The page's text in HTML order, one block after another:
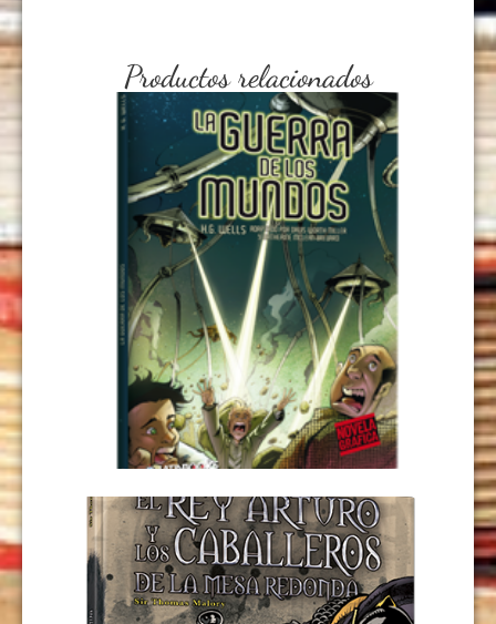
Productos relacionados
LA GUERRA DE LOS MUNDOS
USD9,00
LEER MÁS